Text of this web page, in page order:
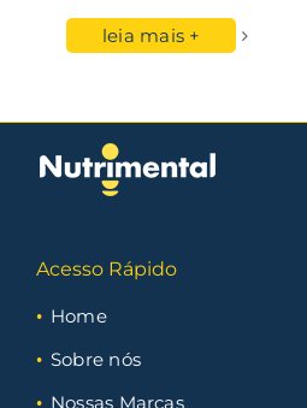
leia mais +
Acesso Rápido
Home
Sobre nós
Nossas Marcas